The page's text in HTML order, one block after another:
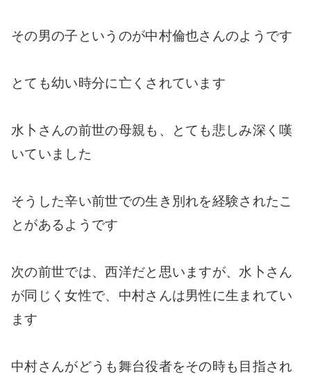
その男の子というのが中村倫也さんのようです
とても幼い時分に亡くされています
水卜さんの前世の母親も、とても悲しみ深く嘆
いていました
そうした辛い前世での生き別れを経験されたこ
とがあるようです
次の前世では、西洋だと思いますが、水卜さん
が同じく女性で、中村さんは男性に生まれてい
ます
中村さんがどうも舞台役者をその時も目指され